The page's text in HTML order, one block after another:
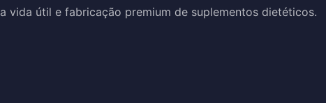
vida útil e fabricação premium de suplementos dietéticos.